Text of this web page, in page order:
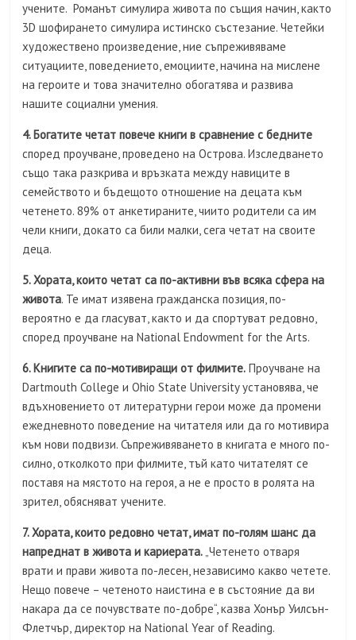
учените. Романът симулира живота по същия начин, както
3D шофирането симулира истинско състезание. Четейки
художествено произведение, ние съпреживяваме
ситуациите, поведението, емоциите, начина на мислене
на героите и това значително обогатява и развива
нашите социални умения.
4. Богатите четат повече книги в сравнение с бедните
според проучване, проведено на Острова. Изследването
също така разкрива и връзката между навиците в
семейството и бъдещото отношение на децата към
четенето. 89% от анкетираните, чиито родители са им
чели книги, докато са били малки, сега четат на своите
деца.
5. Хората, които четат са по-активни във всяка сфера на
живота. Те имат изявена гражданска позиция, по-
вероятно е да гласуват, както и да спортуват редовно,
според проучване на National Endowment for the Arts.
6. Книгите са по-мотивиращи от филмите. Проучване на
Dartmouth College и Ohio State University установява, че
вдъхновението от литературни герои може да промени
ежедневното поведение на читателя или да го мотивира
към нови подвизи. Съпреживяването в книгата е много по-
силно, отколкото при филмите, тъй като читателят се
поставя на мястото на героя, а не е просто в ролята на
зрител, обясняват учените.
7. Хората, които редовно четат, имат по-голям шанс да
напреднат в живота и кариерата. „Четенето отваря
врати и прави живота по-лесен, независимо какво четете.
Нещо повече – четеното наистина е в състояние да ви
накара да се почувствате по-добре“, казва Хонър Уилсън-
Флетчър, директор на National Year of Reading.